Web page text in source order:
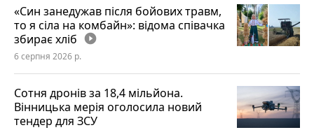
«Син занедужав після бойових травм,
то я сіла на комбайн»: відома співачка
збирає хліб play_circle_filled
6 серпня 2026 р.
Сотня дронів за 18,4 мільйона.
Вінницька мерія оголосила новий
тендер для ЗСУ